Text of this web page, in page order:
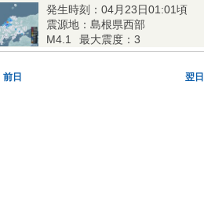
発生時刻：04月23日01:01頃
震源地：島根県西部
M4.1
最大震度：3
前日 翌日